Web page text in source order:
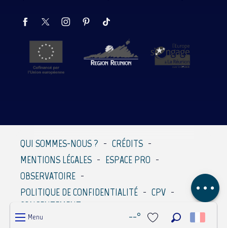
Menu --°
QUI SOMMES-NOUS ?
CRÉDITS
MENTIONS LÉGALES
ESPACE PRO
OBSERVATOIRE
POLITIQUE DE CONFIDENTIALITÉ
CPV
CONSENTEMENT